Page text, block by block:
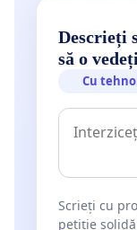
Descrieți
să o vedeți
Cu
Scrieți cu
petiție